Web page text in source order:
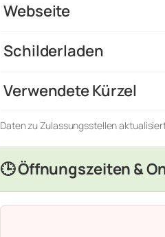
Webseite
Schilderladen
Verwendete Kürzel
Daten zu Zulassungsstellen
🕒 Öffnungszeiten &